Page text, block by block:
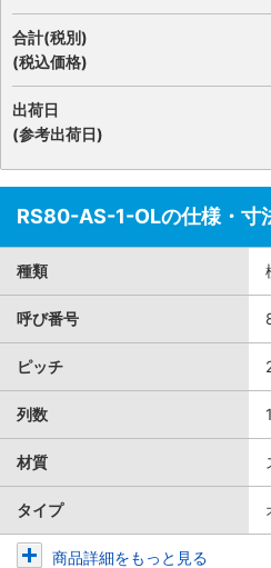
合計(税別)
(税込価格)
出荷日
(参考出荷日)
RS80-AS-1-OLの仕様・寸
種類
呼び番号
ピッチ
列数 1
材質
タイプ
商品詳細をもっと見る